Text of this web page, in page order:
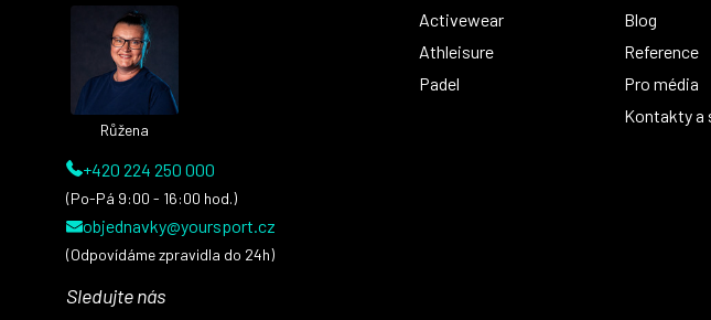
Růžena
+420 224 250 000
(Po-Pá 9:00 - 16:00 hod.)
objednavky@yoursport.cz
(Odpovídáme zpravidla do 24h)
Sledujte nás
Activewear
Athleisure
Padel
Blog
Reference
Pro média
Kontakty a